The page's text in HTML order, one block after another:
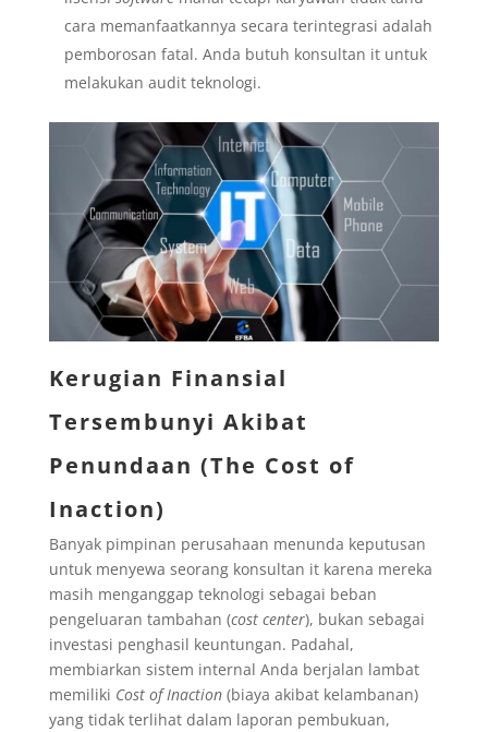
cara memanfaatkannya secara terintegrasi adalah
pemborosan fatal. Anda butuh konsultan it untuk
melakukan audit teknologi.
Kerugian Finansial
Tersembunyi Akibat
Penundaan (The Cost of
Inaction)
Banyak pimpinan perusahaan menunda keputusan
untuk menyewa seorang konsultan it karena mereka
masih menganggap teknologi sebagai beban
pengeluaran tambahan (cost center), bukan sebagai
investasi penghasil keuntungan. Padahal,
membiarkan sistem internal Anda berjalan lambat
memiliki Cost of Inaction(biaya akibat kelambanan)
yang tidak terlihat dalam laporan pembukuan,